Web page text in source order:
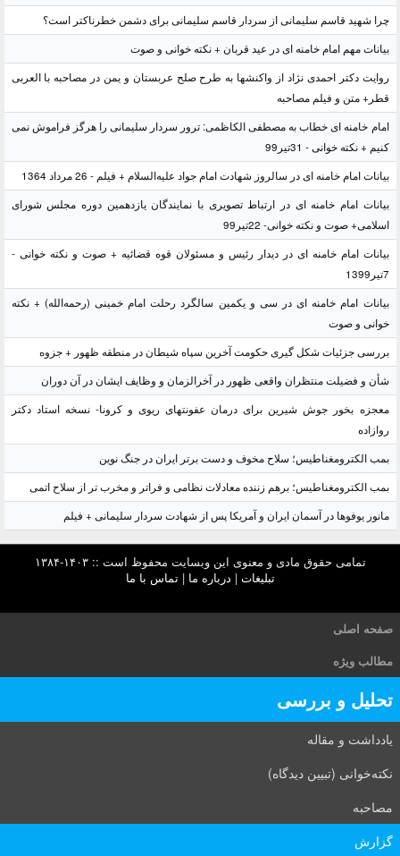
چرا شهید قاسم سلیمانی از سردار قاسم سلیمانی برای دشمن خطرناکتر است؟
بیانات مهم امام خامنه ای در عید قربان + نکته خوانی و صوت
روایت دکتر احمدی نژاد از واکنشها به طرح صلح عربستان و یمن در مصاحبه با العربی
قطر+ متن و فیلم مصاحبه
امام خامنه ای خطاب به مصطفی الکاظمی: ترور سردار سلیمانی را هرگز فراموش نمی
کنیم + نکته خوانی - 31تیر99
بیانات امام خامنه ای در سالروز شهادت امام جواد علیه‌السلام + فیلم - 26 مرداد 1364
بیانات امام خامنه ای در ارتباط تصویری با نمایندگان یازدهمین دوره مجلس شورای
اسلامی+ صوت و نکته خوانی- 22تیر99
بیانات امام خامنه ای در دیدار رئیس و مسئولان قوه قضائیه + صوت و نکته خوانی -
7تیر1399
بیانات امام خامنه ای در سی و یکمین سالگرد رحلت امام خمینی (رحمه‌الله) + نکته
خوانی و صوت
بررسی جزئیات شکل گیری حکومت آخرین سپاه شیطان در منطقه ظهور + جزوه
شأن و فضیلت منتظران واقعی ظهور در آخرالزمان و وظایف ایشان در آن دوران
معجزه بخور جوش شیرین برای درمان عفونتهای ریوی و کرونا- نسخه استاد دکتر
روازاده
بمب الکترومغناطیس؛ سلاح مخوف و دست برتر ایران در جنگ نوین
بمب الکترومغناطیس؛ برهم زننده معادلات نظامی و فراتر و مخرب تر از سلاح اتمی
مانور یوفوها در آسمان ایران و آمریکا پس از شهادت سردار سلیمانی + فیلم
تمامی حقوق مادی و معنوی این وبسایت محفوظ است :: ۱۴۰۳-۱۳۸۴
تبلیغات | درباره ما |تماس با ما
صفحه اصلی
مطالب ویژه
تحلیل و بررسی
یادداشت و مقاله
نکته‌خوانی (تبیین دیدگاه)
مصاحبه
گزارش